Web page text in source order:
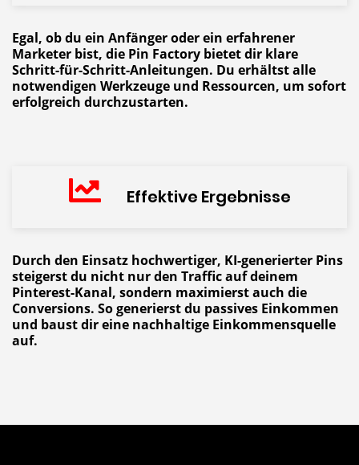
Egal, ob du ein Anfänger oder ein erfahrener
Marketer bist, die Pin Factory bietet dir klare
Schritt-für-Schritt-Anleitungen. Du erhältst alle
notwendigen Werkzeuge und Ressourcen, um sofort
erfolgreich durchzustarten.
Effektive Ergebnisse
Durch den Einsatz hochwertiger, KI-generierter Pins
steigerst du nicht nur den Traffic auf deinem
Pinterest-Kanal, sondern maximierst auch die
Conversions. So generierst du passives Einkommen
und baust dir eine nachhaltige Einkommensquelle
auf.